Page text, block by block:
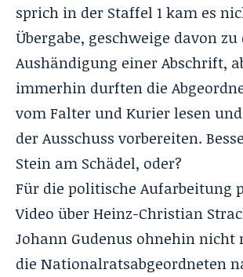
sprich in der Staffel 1 kam es
Übergabe, geschweige davon
Aushändigung einer Abschrift,
immerhin durften die
vom Falter und Kurier lesen
der Ausschuss vorbereiten.
Stein am Schädel, oder?
Für die politische Aufarbeitung
Video über Heinz-Christian
Johann Gudenus ohnehin nicht
die Nationalratsabgeordneten